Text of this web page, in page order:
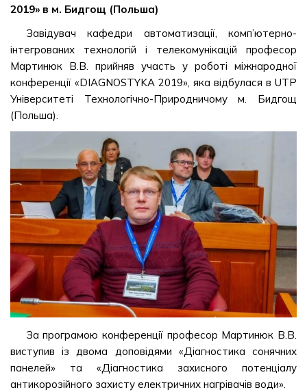
2019» в м. Бидгощ (Польша)
Завідувач кафедри автоматизації, комп’ютерно-
інтегрованих технологій і телекомунікацій професор
Мартинюк В.В. прийняв участь у роботі міжнародної
конференції «DIAGNOSTYKA 2019», яка відбулася в UTP
Університеті Технологічно-Природничому м. Бидгощ
(Польша).
За програмою конференції професор Мартинюк В.В.
виступив із двома доповідями «Діагностика сонячних
панелей» та «Діагностика захисного потенціалу
антикорозійного захисту електричних нагрівачів води».